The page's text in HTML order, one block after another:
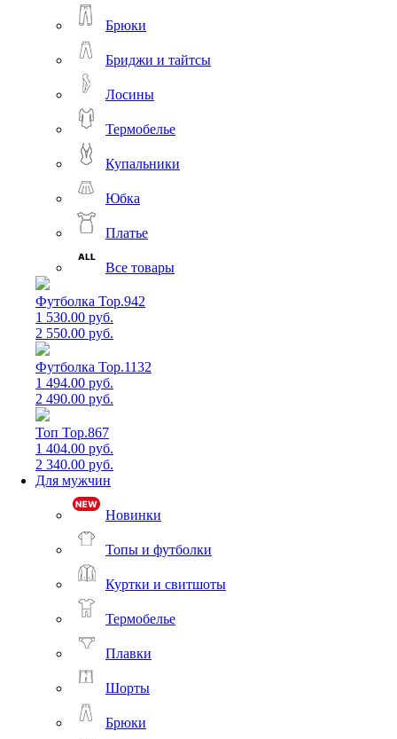
Брюки
Бриджи и тайтсы
Лосины
Термобелье
Купальники
Юбка
Платье
Все товары
Футболка Top.942
1 530.00 руб.
2 550.00 руб.
Футболка Top.1132
1 494.00 руб.
2 490.00 руб.
Топ Top.867
1 404.00 руб.
2 340.00 руб.
Для мужчин
Новинки
Топы и футболки
Куртки и свитшоты
Термобелье
Плавки
Шорты
Брюки